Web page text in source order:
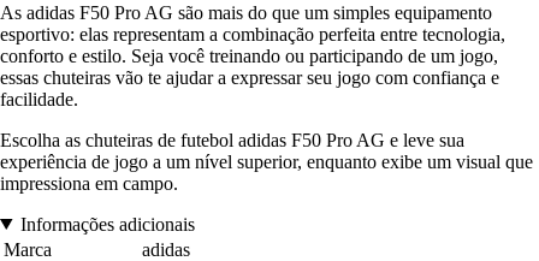
As adidas F50 Pro AG são mais do que um simples equipamento
esportivo: elas representam a combinação perfeita entre tecnologia,
conforto e estilo. Seja você treinando ou participando de um jogo,
essas chuteiras vão te ajudar a expressar seu jogo com confiança e
facilidade.
Escolha as chuteiras de futebol adidas F50 Pro AG e leve sua
experiência de jogo a um nível superior, enquanto exibe um visual que
impressiona em campo.
Informações adicionais
Marca
adidas